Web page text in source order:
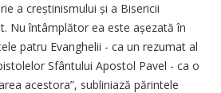
a creștinismului și a Bisericii
Nu întâmplător ea este așezată în
patru Evanghelii - ca un rezumat al
Sfântului Apostol Pavel - ca o
acestora”, subliniază părintele